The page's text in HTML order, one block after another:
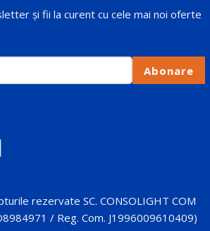
și fii la curent cu cele mai noi oferte
Abonare
rezervate SC. CONSOLIGHT COM
/ Reg. Com. J1996009610409)